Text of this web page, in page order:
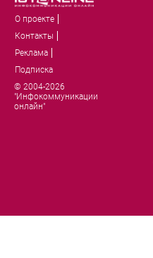
О проекте
Контакты
Реклама
Подписка
© 2004-2026
"Инфокоммуникации
онлайн"